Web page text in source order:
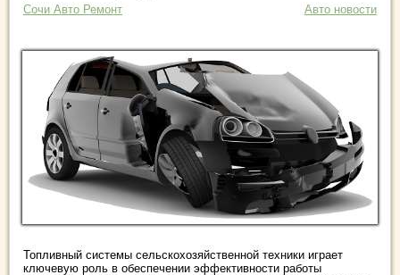
Сочи Авто Ремонт Авто новости
Топливный системы сельскохозяйственной техники играет
ключевую роль в обеспечении эффективности работы